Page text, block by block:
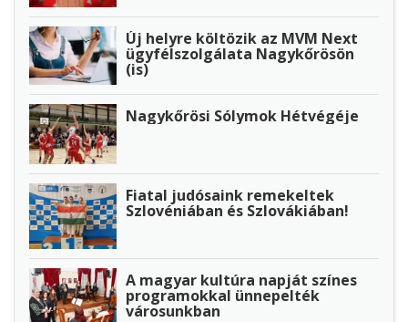
Új helyre költözik az MVM Next
ügyfélszolgálata Nagykőrösön
(is)
Nagykőrösi Sólymok Hétvégéje
Fiatal judósaink remekeltek
Szlovéniában és Szlovákiában!
A magyar kultúra napját színes
programokkal ünnepelték
városunkban